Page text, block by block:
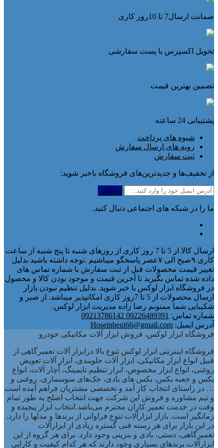
ضمانت ارسال7 تا 10روز کاری
تحویل اکسپرس با پست سفارشی
تضمین بهترین قیمت
پشتیبانی 24 ساعته
شیوه های پرداخت
رویه های ارسال سفارش
ثبت سفارش
از تخفیف‌ها و جدیدترین‌های فروشگاه باخبر شوید:
ما را در شبکه های اجتماعی دنبال کنید.
ارسال کالا از 5 تا 7 روز کاری از روزهای شنبه تا پنج شنبه از ساعت
کاری ۹صبح الی ۷عصر پاسخگو میباشیم .توجه داشته باشید بدلیل
تغییر قیمت محصولات قبل از ثبت سفارش با شماره تماس های
داده شده تماس بگیرید تا آخرین قیمت و موجود بودن کالا و محصول
در فروشگاه ابزار لوکس با خبر شوید. بدلیل تنظیم نبودن بازار
ارسال محصولات از 5 تا 7روز کاری امکانپذیر میباشد. از صبر و
شکیبایی شما ممنونم رضا زاده مدیریت ابزار لوکس.
شماره تماس: 09226489391 09213786142
آدرس ایمیل: Hoseinbeni66@gmail.com
فروشگاه ابزار لوکس، فروش ابزار آلات مکانیکی خودرو
فروشگاه اینترنتی ابزار لوکس تنوع بالا درابزار آلات تعمیرگاهی از
قبیل انواع ابزار مکانیکی، ابزار آلات جلوبندی، ابزار آلات تعویض
روغنی، انواع ابزار مخصوص، ابزار تنظیم تایمینگ، آچار آلات، انواع
بکس و جعبه بکس، بکس های بادی، جک‌های سوسماری، روغنی و
… در راستای انتخاب کار آمد و تخصصی مشتریان فراهم آمده است
و تیم مشاوره و فروش این شرکت جهت انتخاب اصلح به طور تمام
وقت در خدمت تعمیر کاران محترم می‌باشد.انتخاب ابزار پیچیده و
زمانگیر است. بازار ابزارآلات تنوع فراوانی از برندها و مدلها را دارد.
در این بازار برای هر رسته فنی گستره زیادی از ابزارآلات
تعمیرگاهی، دستی، بادی و بنزینی وجود دارد. برای هر گروه از این
ابزارآلات برندهای بسیاری وجود دارند که هر کدام کیفیت و کارایی